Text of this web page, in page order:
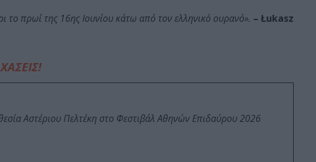
το πρωί της 16ης Ιουνίου κάτω από τον ελληνικό ουρανό». – Łukasz
Αστέριου Πελτέκη στο Φεστιβάλ Αθηνών Επιδαύρου 2026